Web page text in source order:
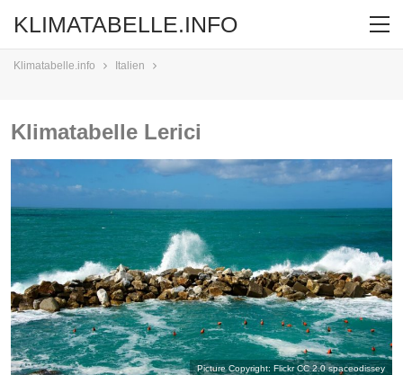
KLIMATABELLE.INFO
Klimatabelle.info Italien
Klimatabelle Lerici
Picture Copyright: Flickr CC 2.0spaceodissey